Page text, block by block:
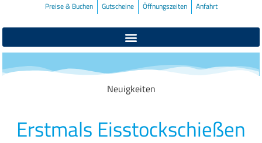
Preise & Buchen Gutscheine Öffnungszeiten Anfahrt
Neuigkeiten
Erstmals Eisstockschießen